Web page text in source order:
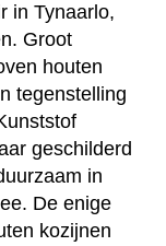
in Tynaarlo,
Groot
houten
tegenstelling
geschilderd
in
De enige
kozijnen